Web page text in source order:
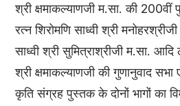
श्री क्षमाकल्याणजी म.सा. की 200वीं
रत्न शिरोमणि साध्वी श्री
साध्वी श्री सुमित्राश्रीजी म.सा. आदि
श्री क्षमाकल्याणजी की गुणानुवाद सभा
कृति संग्रह पुस्तक के दोनों भागों का